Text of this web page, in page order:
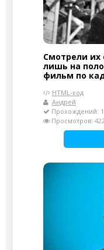
Смотрели их
лишь на
фильм по
HTML-код
Андрей
Прохождений:
Просмотров: